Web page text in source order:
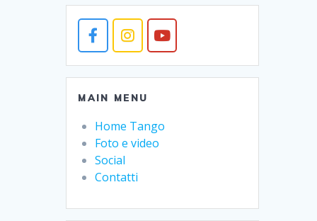
MAIN MENU
Home Tango
Foto e video
Social
Contatti